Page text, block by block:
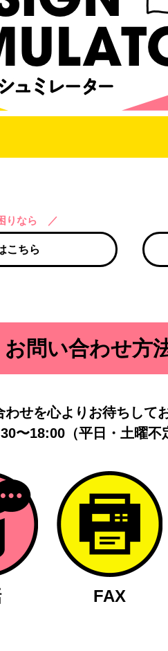
りなら ／
こちら
お問い合わせ方
わせを心よりお待ちして
〜18:00（平日・土曜不
FAX